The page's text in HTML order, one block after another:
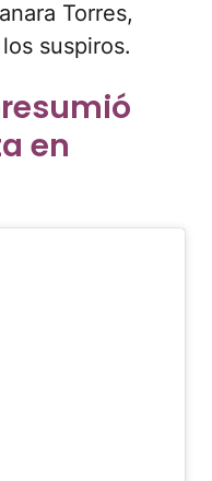
Torres,
suspiros.
en